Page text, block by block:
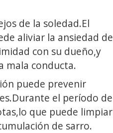
de la soledad.El
aliviar la ansiedad de
con su dueño,y
mala conducta.
puede prevenir
el período de
que puede limpiar
de sarro.